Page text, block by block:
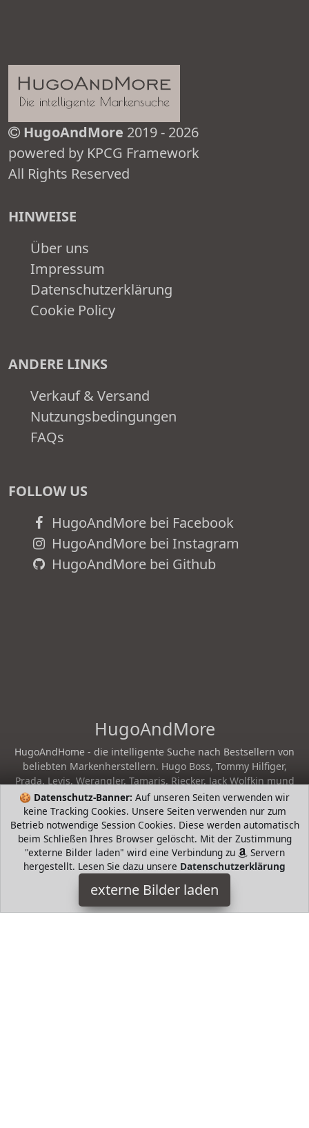
🍪 Datenschutz-Banner: Auf unseren Seiten verwenden wir
keine Tracking Cookies. Unsere Seiten verwenden nur zum
Betrieb notwendige Session Cookies. Diese werden automatisch
beim Schließen Ihres Browser gelöscht. Mit der Zustimmung
"externe Bilder laden" wird eine Verbindung zu
Servern
hergestellt. Lesen Sie dazu unsere Datenschutzerklärung
externe Bilder laden
HugoAndMore 2019 - 2026
powered by KPCG Framework
All Rights Reserved
HINWEISE
Über uns
Impressum
Datenschutzerklärung
Cookie Policy
ANDERE LINKS
Verkauf & Versand
Nutzungsbedingungen
FAQs
FOLLOW US
HugoAndMore bei Facebook
HugoAndMore bei Instagram
HugoAndMore bei Github
HugoAndMore
HugoAndHome - die intelligente Suche nach Bestsellern von
beliebten Markenherstellern. Hugo Boss, Tommy Hilfiger,
Prada, Levis, Werangler, Tamaris, Riecker, Jack Wolfkin mund
mehr
HugoAndMore ist Teilnehmer am Partnerprogramm der
EU
S.à r.l. Dieses Partnerprogramm wurde von
ins Leben
gerufen, um Links auf externe
Internetseiten platzieren zu
können. Die Bertreiber von HugoAndMore verdienen mit
Kostenerstattungen durch
mit. Der Inhalt der Produktseiten
auf HugoAndMore kommt von
Service LLC. Der Inhalt wird
wie von
übertragen und ohne Veränderung